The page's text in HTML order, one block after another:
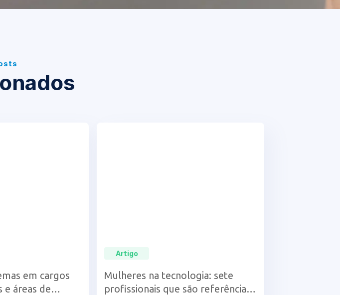
em cargos
e áreas de
Artigo
Mulheres na tecnologia: sete
profissionais que são referência